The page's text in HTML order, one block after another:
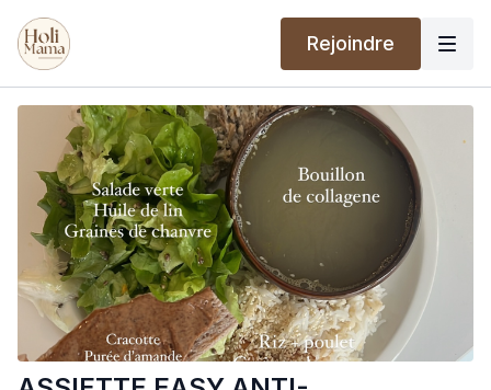
Rejoindre